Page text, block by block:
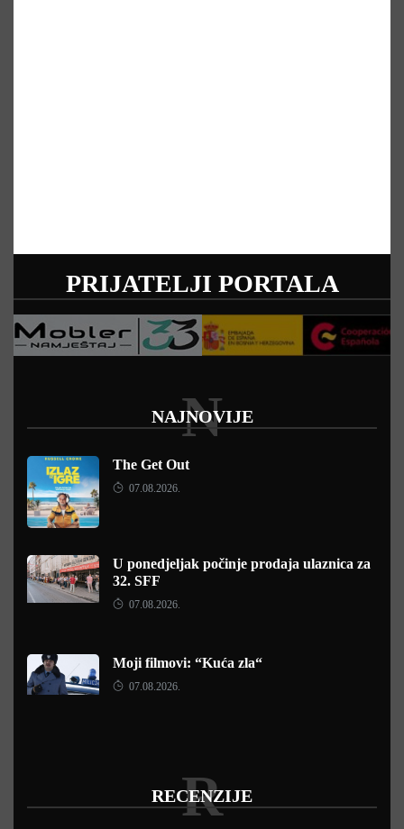
PRIJATELJI PORTALA
NAJNOVIJE
N
The Get Out
07.08.2026.
U ponedjeljak počinje prodaja ulaznica za
32. SFF
07.08.2026.
Moji filmovi: “Kuća zla“
07.08.2026.
RECENZIJE
R